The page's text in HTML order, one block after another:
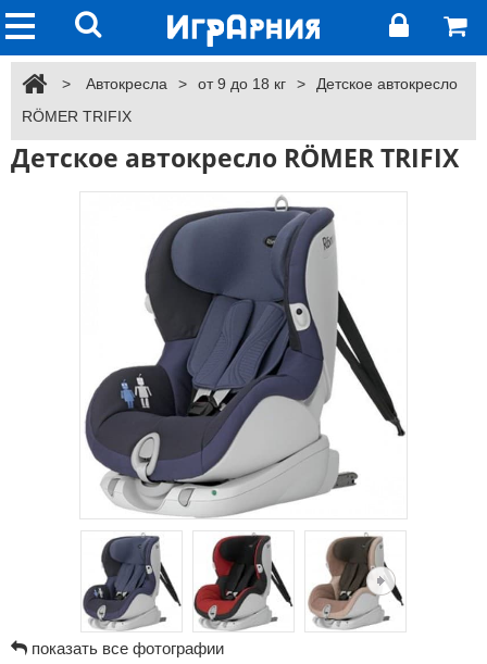
> Автокресла > от 9 до 18 кг >
Детское автокресло
RÖMER TRIFIX
Детское автокресло RÖMER TRIFIX
показать все фотографии